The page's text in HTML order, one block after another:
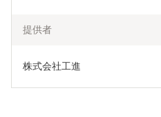
提供者
株式会社工進